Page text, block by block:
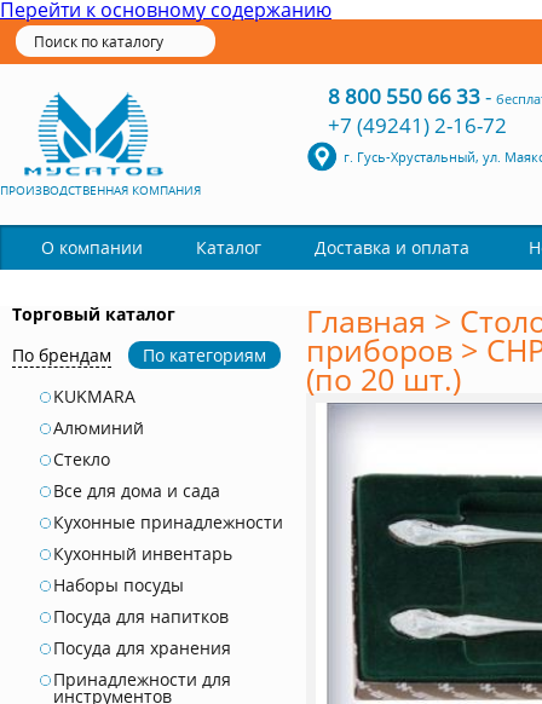
Перейти к основному содержанию
ПРОИЗВОДСТВЕННАЯ КОМПАНИЯ
8 800 550 66 33-
+7 (49241) 2-16-72
г. Гусь-Хрустальный, ул.
О компании Каталог Доставка и оплата
Торговый каталог
По брендам
По категориям
KUKMARA
Алюминий
Стекло
Все для дома и сада
Кухонные принадлежности
Кухонный инвентарь
Наборы посуды
Посуда для напитков
Посуда для хранения
Принадлежности для
инструментов
Главная >
приборов >
(по 20 шт.)